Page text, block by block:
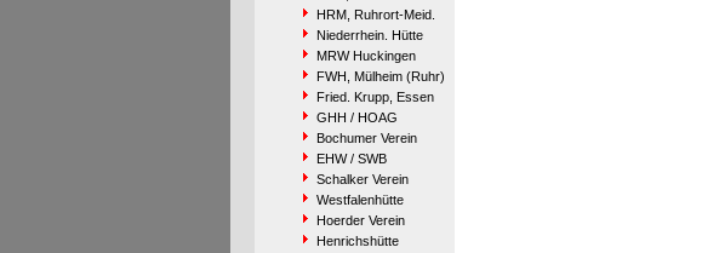
HRM, Ruhrort-Meid.
Niederrhein. Hütte
MRW Huckingen
FWH, Mülheim (Ruhr)
Fried. Krupp, Essen
GHH / HOAG
Bochumer Verein
EHW / SWB
Schalker Verein
Westfalenhütte
Hoerder Verein
Henrichshütte